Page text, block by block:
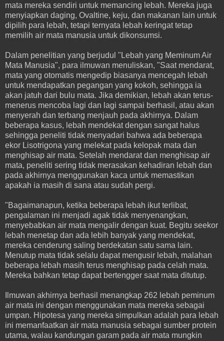
mata mereka sendiri untuk memancing lebah. Mereka juga
menyiapkan daging, Ovaltine, keju, dan makanan lain untuk
dipilih para lebah, tetapi ternyata lebah keringat tetap
memilih air mata manusia untuk dikonsumsi.
Dalam penelitian yang berjudul "Lebah yang Meminum Air
Mata Manusia", para ilmuwan menuliskan, "Saat mendarat,
mata yang otomatis mengedip biasanya mencegah lebah
untuk mendapatkan pegangan yang kokoh, sehingga ia
akan jatuh dari bulu mata. Jika demikian, lebah akan terus-
menerus mencoba lagi dan lagi sampai berhasil, atau akan
menyerah dan terbang menjauh pada akhirnya. Dalam
beberapa kasus, lebah mendekat dengan sangat halus
sehingga peneliti tidak menyadari bahwa ada beberapa
ekor Lisotrigona yang melekat pada kelopak mata dan
menghisap air mata. Setelah mendarat dan menghisap air
mata, peneliti sering tidak merasakan kehadiran lebah dan
pada akhirnya menggunakan kaca untuk memastikan
apakah ia masih di sana atau sudah pergi.
"Bagaimanapun, ketika beberapa lebah ikut terlibat,
pengalaman ini menjadi agak tidak menyenangkan,
menyebabkan air mata mengalir dengan kuat. Begitu seekor
lebah menetap dan ada lebih banyak yang mendekat,
mereka cenderung saling berdekatan satu sama lain.
Menutup mata tidak selalu dapat mengusir lebah, malahan
beberapa lebah masih terus menghisap pada celah mata.
Mereka bahkan tetap dapat bertengger saat mata ditutup.
Ilmuwan akhirnya berhasil menangkap 262 lebah peminum
air mata ini dengan menggunakan mata mereka sebagai
umpan. Hipotesa yang mereka simpulkan adalah para lebah
ini memanfaatkan air mata manusia sebagai sumber protein
utama, walau kandungan garam pada air mata mungkin